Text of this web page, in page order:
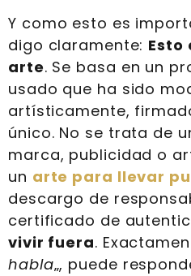
Y como esto es
digo claramente: Esto
arte. Se basa en un
usado que ha sido
artísticamente,
único. No se trata de
marca, publicidad o
un arte para llevar
descargo de
certificado de
vivir fuera.
habla„, puede